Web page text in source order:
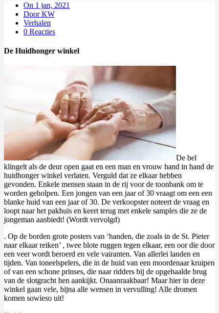
On 1 jan, 2021
Door KW
Verhalen
0 Reacties
De Huidhonger winkel
De bel
klingelt als de deur open gaat en een man en vrouw hand in hand de
huidhonger winkel verlaten. Verguld dat ze elkaar hebben
gevonden. Enkele mensen staan in de rij voor de toonbank om te
worden geholpen. Een jongen van een jaar of 30 vraagt om een een
blanke huid van een jaar of 30. De verkoopster noteert de vraag en
loopt naar het pakhuis en keert terug met enkele samples die ze de
jongeman aanbiedt! (Wordt vervolgd)
. Op de borden grote posters van ‘handen, die zoals in de St. Pieter
naar elkaar reiken’ , twee blote ruggen tegen elkaar, een oor die door
een veer wordt beroerd en vele vairanten. Van allerlei landen en
tijden. Van toneelspelers, die in de huid van een moordenaar kruipen
of van een schone prinses, die naar ridders bij de opgehaalde brug
van de slotgracht hen aankijkt. Onaanraakbaar! Maar hier in deze
winkel gaan vele, bijna alle wensen in vervulling! Alle dromen
komen sowieso uit!